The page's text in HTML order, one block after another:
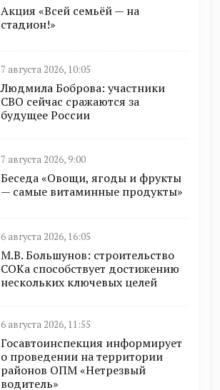
Акция «Всей семьёй — на
стадион!»
7 августа 2026, 10:05
Людмила Боброва: участники
СВО сейчас сражаются за
будущее России
7 августа 2026, 9:00
Беседа «Овощи, ягоды и фрукты
— самые витаминные продукты»
6 августа 2026, 16:05
М.В. Большунов: строительство
СОКа способствует достижению
нескольких ключевых целей
6 августа 2026, 11:55
Госавтоинспекция информирует
о проведении на территории
районов ОПМ «Нетрезвый
водитель»